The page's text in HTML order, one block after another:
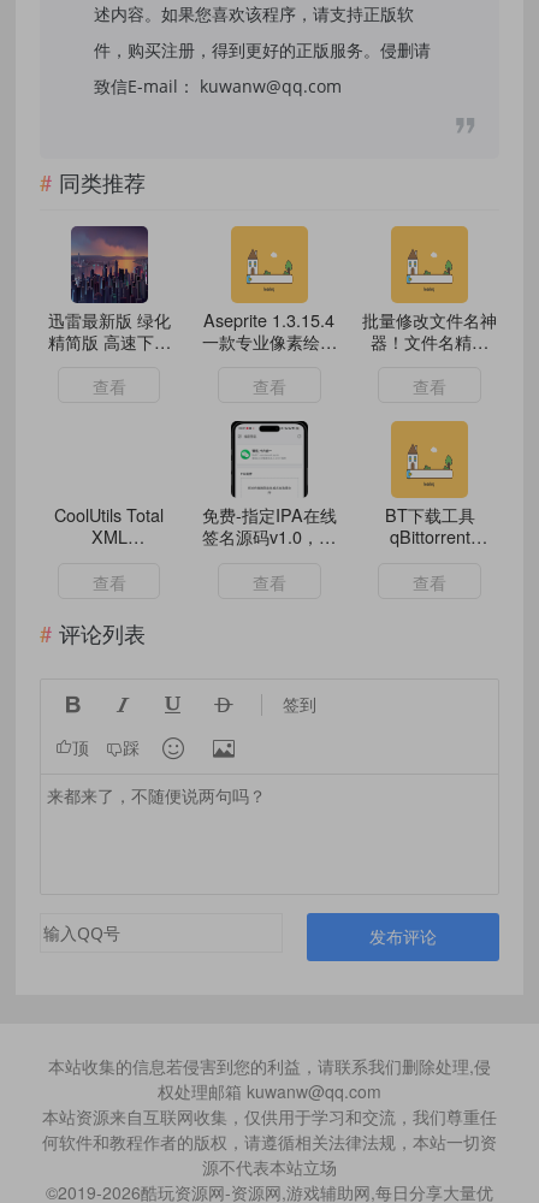
述内容。如果您喜欢该程序，请支持正版软
件，购买注册，得到更好的正版服务。侵删请
致信E-mail： kuwanw@qq.com
同类推荐
迅雷最新版 绿化
精简版 高速下载
查看
Aseprite 1.3.15.4
一款专业像素绘制
查看
‌批量修改文件名神
器！文件名精灵
文绿色纯净版！‌
查看
CoolUtils Total
XML
换工具)
携版
查看
免费-指定IPA在线
签名源码v1.0，无
文件即可
查看
BT下载工具
qBittorrent
版
查看
评论列表
    签到
顶 踩  
发布评论
本站收集的信息若侵害到您的利益，请联系我们删除处理,侵
权处理邮箱 kuwanw@qq.com
本站资源来自互联网收集，仅供用于学习和交流，我们尊重任
何软件和教程作者的版权，请遵循相关法律法规，本站一切资
源不代表本站立场
©2019-2026酷玩资源网-资源网,游戏辅助网,每日分享大量优